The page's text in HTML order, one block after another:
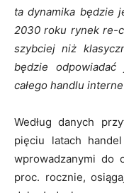
ta dynamika będzie
2030 roku rynek re-
szybciej niż
będzie
całego handlu
Według danych
pięciu latach
wprowadzanymi do
proc. rocznie,